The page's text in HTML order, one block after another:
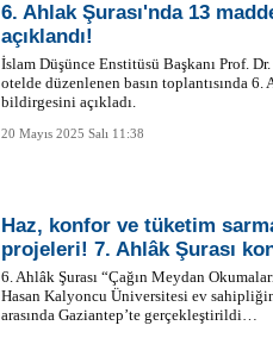
6. Ahlak Şurası'nda 13
açıklandı!
İslam Düşünce Enstitüsü Başkanı Prof.
otelde düzenlenen basın toplantısında 6.
bildirgesini açıkladı.
20 Mayıs 2025 Salı 11:38
Haz, konfor ve tüketim
projeleri! 7. Ahlâk Şurası
6. Ahlâk Şurası “Çağın Meydan
Hasan Kalyoncu Üniversitesi ev
arasında Gaziantep’te gerçekleştirildi…